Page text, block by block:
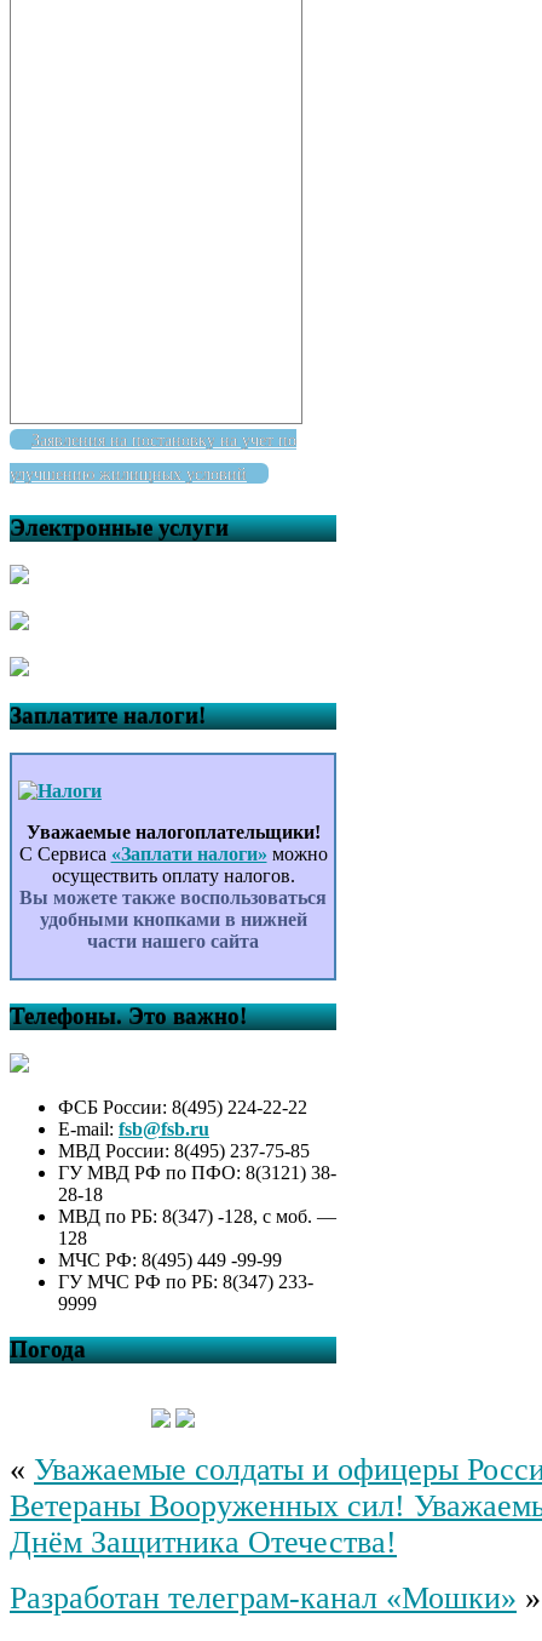
Заявления на постановку на учет по
улучшению жилищных условий
Электронные услуги
Заплатите налоги!
Уважаемые налогоплательщики!
С Сервиса «Заплати налоги» можно
осуществить оплату налогов.
Вы можете также воспользоваться
удобными кнопками в нижней
части нашего сайта
Телефоны. Это важно!
ФСБ России: 8(495) 224-22-22
E-mail: fsb@fsb.ru
МВД России: 8(495) 237-75-85
ГУ МВД РФ по ПФО: 8(3121) 38-
28-18
МВД по РБ: 8(347) -128, с моб. —
128
МЧС РФ: 8(495) 449 -99-99
ГУ МЧС РФ по РБ: 8(347) 233-
9999
Погода
« Уважаемые солдаты и офицеры
Ветераны Вооруженных сил!
Днём Защитника Отечества!
Разработан телеграм-канал «Мошки» »